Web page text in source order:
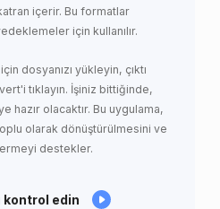
içerir. Bu formatlar
için kullanılır.
dosyanızı yükleyin, çıktı
tıklayın. İşiniz bittiğinde,
hazır olacaktır. Bu uygulama,
olarak dönüştürülmesini ve
destekler.
kontrol edin